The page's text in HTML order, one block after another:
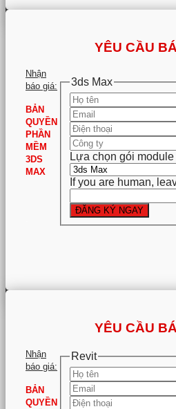
YÊU CẦU
Nhận
báo giá:
BẢN
QUYỀN
PHẦN
MỀM
3DS
MAX
3ds Max
Lựa chọn gói
If you are human,
ĐĂNG KÝ NGAY
YÊU CẦU
Nhận
báo giá:
BẢN
QUYỀN
Revit